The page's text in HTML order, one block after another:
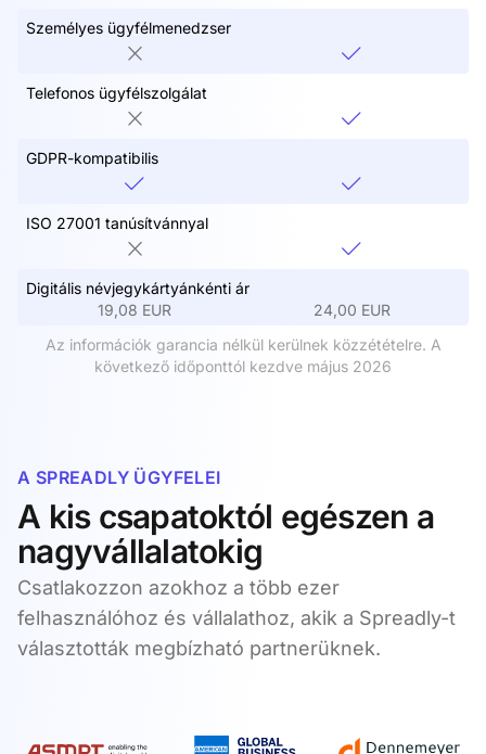
Személyes ügyfélmenedzser
Telefonos ügyfélszolgálat
GDPR-kompatibilis
ISO 27001 tanúsítvánnyal
Digitális névjegykártyánkénti ár
19,08 EUR
24,00 EUR
Az információk garancia nélkül kerülnek közzétételre. A
következő időponttól kezdve május 2026
A SPREADLY ÜGYFELEI
A kis csapatoktól egészen a
nagyvállalatokig
Csatlakozzon azokhoz a több ezer
felhasználóhoz és vállalathoz, akik a Spreadly-t
választották megbízható partnerüknek.